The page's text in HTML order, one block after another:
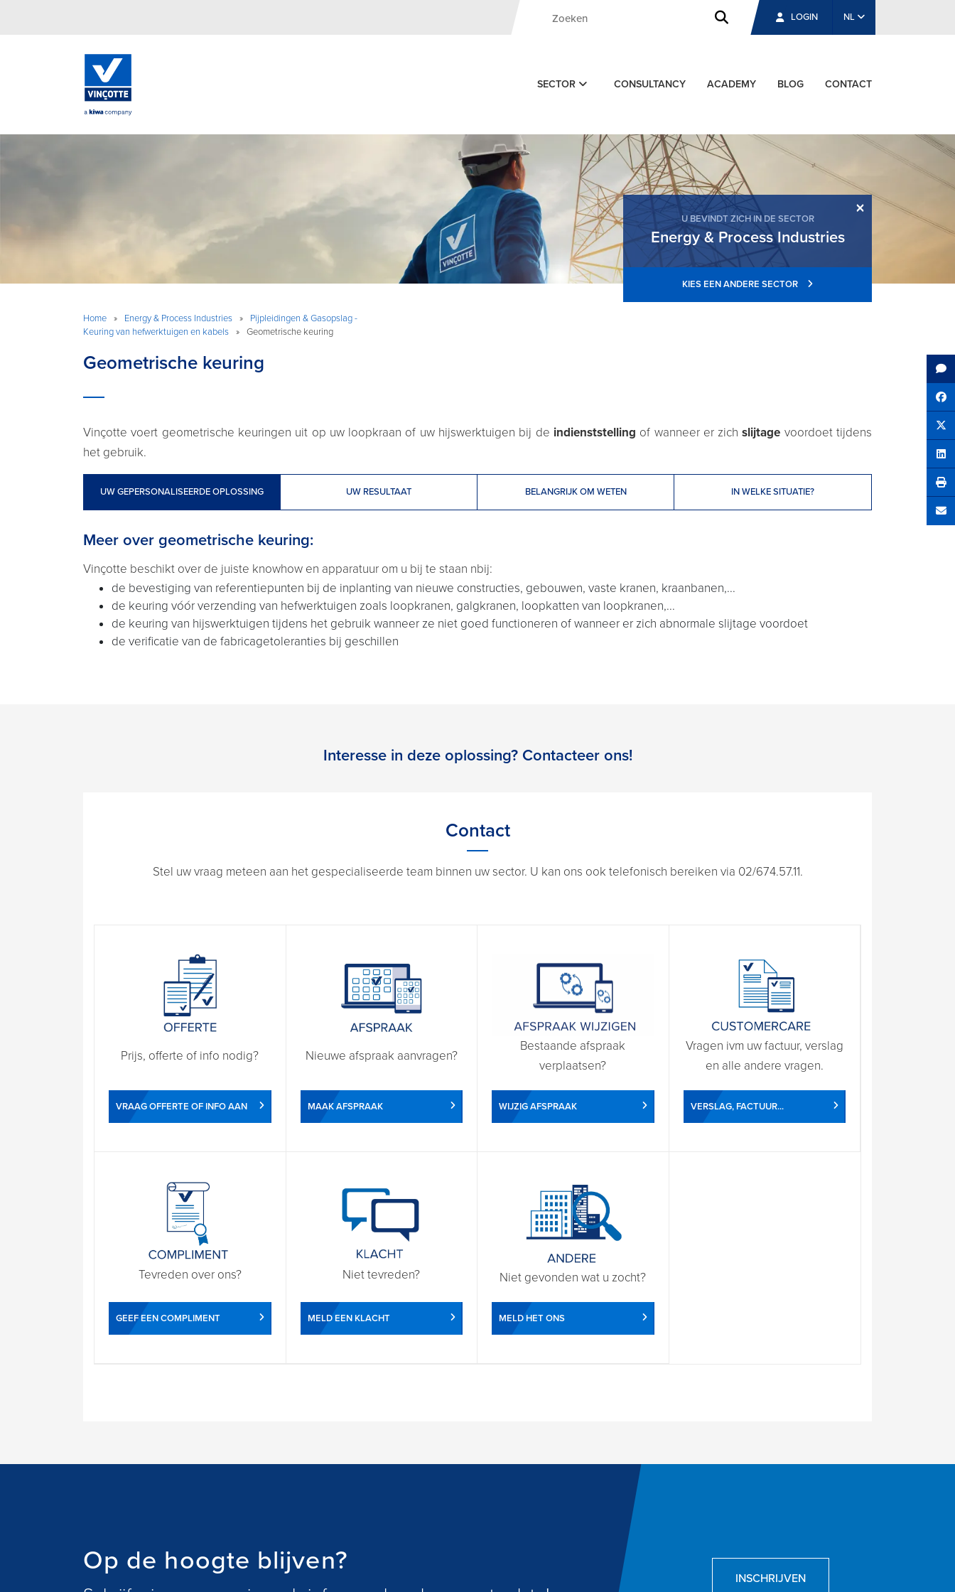
LOGIN NL
SECTOR CONSULTANCY ACADEMY BLOG CONTACT
×
U BEVINDT ZICH IN DE SECTOR
Energy & Process Industries
KIES EEN ANDERE SECTOR
Home » Energy & Process Industries »
Pijpleidingen & Gasopslag -
Keuring van hefwerktuigen en kabels
» Geometrische keuring
Geometrische keuring
Vinçotte voert geometrische keuringen uit op uw loopkraan of uw hijswerktuigen bij de indienststelling of wanneer er zichslijtage voordoet tijdens
het gebruik.
UW GEPERSONALISEERDE OPLOSSING UW RESULTAAT BELANGRIJK OM WETEN IN WELKE SITUATIE?
Meer over geometrische keuring:
Vinçotte beschikt over de juiste knowhow en apparatuur om u bij te staan nbij:
de bevestiging van referentiepunten bij de inplanting van nieuwe constructies, gebouwen, vaste kranen, kraanbanen,...
de keuring vóór verzending van hefwerktuigen zoals loopkranen, galgkranen, loopkatten van loopkranen,...
de keuring van hijswerktuigen tijdens het gebruik wanneer ze niet goed functioneren of wanneer er zich abnormale slijtage voordoet
de verificatie van de fabricagetoleranties bij geschillen
Interesse in deze oplossing? Contacteer ons!
Contact
Stel uw vraag meteen aan het gespecialiseerde team binnen uw sector. U kan ons ook telefonisch bereiken via 02/674.57.11.
Prijs, offerte of info nodig?
VRAAG OFFERTE OF INFO AAN
Nieuwe afspraak aanvragen?
MAAK AFSPRAAK
Bestaande afspraak
verplaatsen?
WIJZIG AFSPRAAK
Vragen ivm uw factuur, verslag
en alle andere vragen.
VERSLAG, FACTUUR...
Tevreden over ons?
GEEF EEN COMPLIMENT
Niet tevreden?
MELD EEN KLACHT
Niet gevonden wat u zocht?
MELD HET ONS
Op de hoogte blijven?
INSCHRIJVEN